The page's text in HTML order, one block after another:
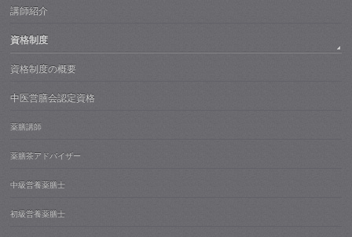
講師紹介
資格制度
資格制度の概要
中医営膳会認定資格
薬膳講師
薬膳茶アドバイザー
中級営養薬膳士
初級営養薬膳士